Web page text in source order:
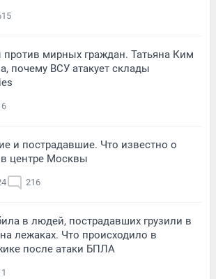
против мирных граждан. Татьяна Ким
почему ВСУ атакует склады
и пострадавшие. Что известно о
центре Москвы
216
в людей, пострадавших грузили в
лежаках. Что происходило в
после атаки БПЛА